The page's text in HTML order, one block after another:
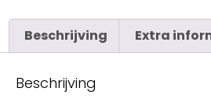
Beschrijving Extra
Beschrijving